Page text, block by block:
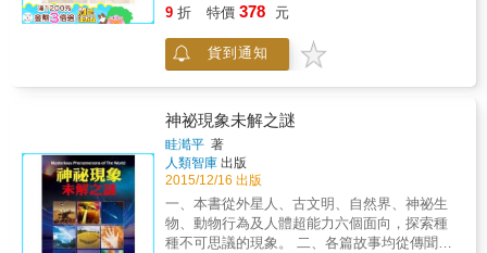
作者用一輩子觀察和享受自然，在自然中奔
跑。 ――書單雜誌Booklist ☆韓瑞希毫不費力
就將他最愛的跑步與自然觀察合而為一。透過
&hellip;&hellip;生物學家和超馬選手伯恩．韓瑞
希藉由探索時間對人的影響，以及他試著在年
歲增長間再創新的跑步紀錄，啟發了眾多讀者
與跑者。 ――出版觀察網站Shelf Awareness
包括尼斯湖水怪、大腳獸、雪人、海獸人等，
從科學與實證角度交叉解說，為讀者一一解開
對神祕生物的種種疑惑。- 各篇故事均從傳聞開
兼具娛樂性與學識性，為一同時適用於各年齡
層與專業層的通俗讀物。- 本書搭配大量具權威
性的神祕生物目擊圖、模擬圖、想像圖及相關
報導剪影，讓讀者可一窺神祕生物的真實樣
貌。一、 本書由中華UFO科學學會理事長江晃
榮博士著作，內容包括其30年來鑽研外星生物
的圖文資料、國內外權威機構的研究計畫與發
9 折 特價 378 元
貨到通知
神祕現象未解之謎
眭澔平 著
人類智庫 出版
2015/12/16 出版
一、本書從外星人、古文明、自然界、神祕生
物、動物行為及人體超能力六個面向，探索種
種不可思議的現象。 二、各篇故事均從傳聞開